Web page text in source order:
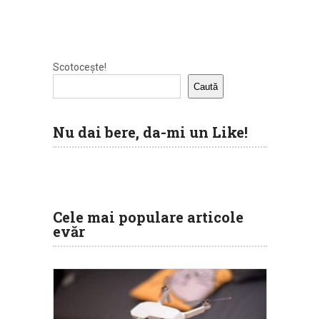
Scotocește!
Caută
Nu dai bere, da-mi un Like!
Cele mai populare articole
evăr